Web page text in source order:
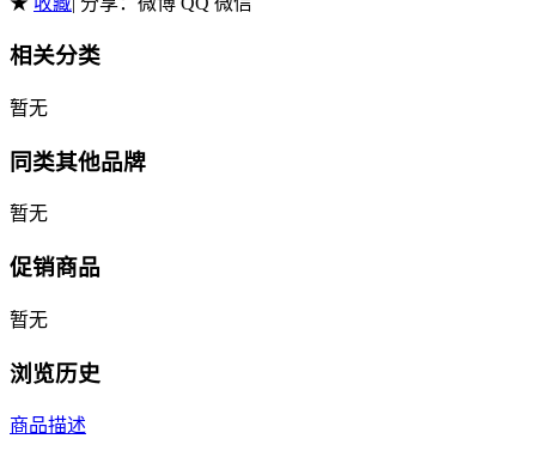
相关分类
暂无
同类其他品牌
暂无
促销商品
暂无
浏览历史
商品描述